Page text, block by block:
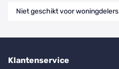
Niet geschikt voor woningdelers
Klantenservice